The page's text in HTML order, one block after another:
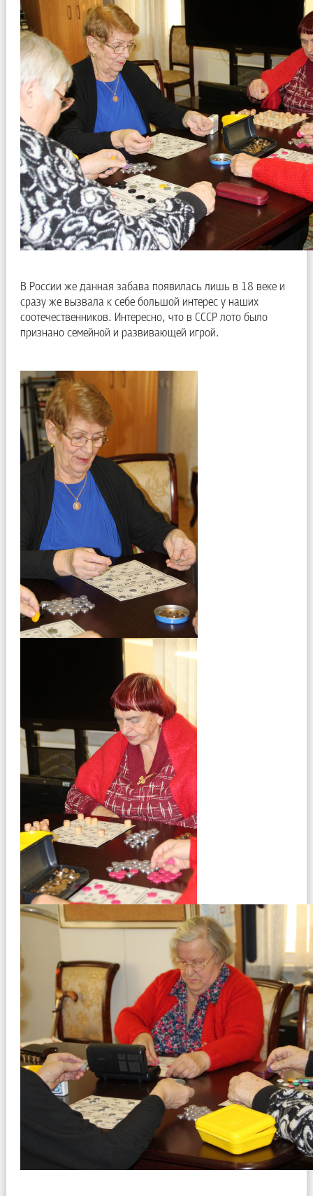
В России же данная забава появилась лишь в 18 веке и
сразу же вызвала к себе большой интерес у наших
соотечественников. Интересно, что в СССР лото было
признано семейной и развивающей игрой.